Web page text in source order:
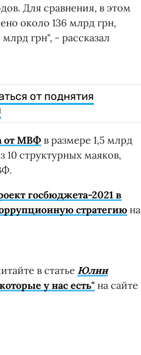
Для сравнения, в этом
около 136 млрд грн,
грн", - рассказал
от поднятия
от МВФ в размере 1,5 млрд
структурных маяков,
госбюджета-2021 в
стратегию на
в статье Юлии
у нас есть" на сайте